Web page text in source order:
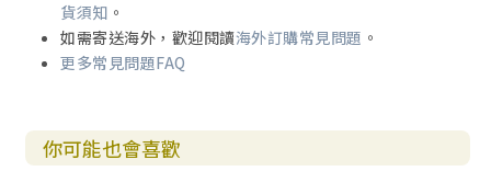
卷四：基督的位格與工作的教義
‧基督的位格
第一章 基督的聖名
B. 基督
C. 人子
貨須知 。
如需寄送海外，歡迎閱讀海外訂購常見問題 。
更多常見問題FAQ
你可能也會喜歡